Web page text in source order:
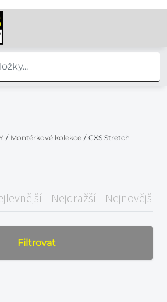
/ Montérkové kolekce / CXS Stretch
Nejdražší Nejnovější
Filtrovat